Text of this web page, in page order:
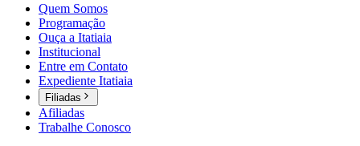
Quem Somos
Programação
Ouça a Itatiaia
Institucional
Entre em Contato
Expediente Itatiaia
Filiadas
Afiliadas
Trabalhe Conosco